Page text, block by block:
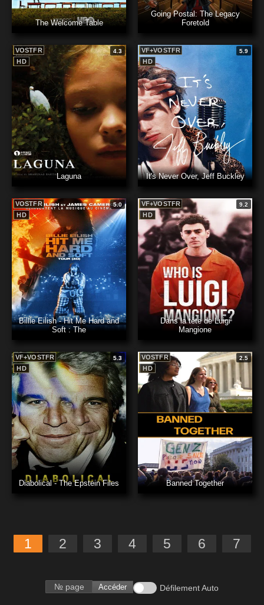
The Welcome Table
Going Postal: The Legacy
Foretold
HD
VOSTFR 4.3
Laguna
HD
VF+VOSTFR 5.9
It's Never Over, Jeff Buckley
HD
VOSTFR 5.0
Billie Eilish - Hit Me Hard and
Soft : The
HD
VF+VOSTFR 9.2
Dans la tête de Luigi
Mangione
HD
VF+VOSTFR 5.3
Diabolical - The Epstein Files
HD
VOSTFR 2.5
Banned Together
1 2 3 4 5 6 7
Accéder Défilement Auto